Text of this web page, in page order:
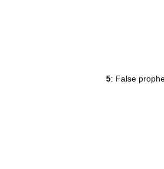
5: False